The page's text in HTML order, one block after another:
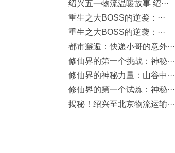
绍兴五一物流温暖故事 绍···
重生之大BOSS的逆袭：···
重生之大BOSS的逆袭：···
都市邂逅：快递小哥的意外···
修仙界的第一个挑战：神秘···
修仙界的神秘力量：山谷中···
修仙界的第一个试炼：神秘···
揭秘！绍兴至北京物流运输···